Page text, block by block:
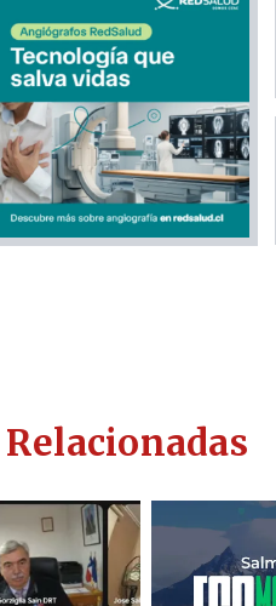
Relacionadas